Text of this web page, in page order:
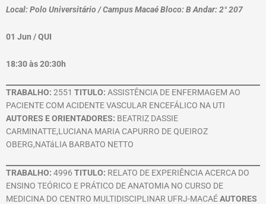
Local: Polo Universitário / Campus Macaé Bloco: B Andar: 2° 207
01 Jun / QUI
18:30 às 20:30h
TRABALHO: 2551 TITULO: ASSISTÊNCIA DE ENFERMAGEM AO
PACIENTE COM ACIDENTE VASCULAR ENCEFÁLICO NA UTI
AUTORES E ORIENTADORES: BEATRIZ DASSIE
CARMINATTE,LUCIANA MARIA CAPURRO DE QUEIROZ
OBERG,NATáLIA BARBATO NETTO
TRABALHO: 4996 TITULO: RELATO DE EXPERIÊNCIA ACERCA DO
ENSINO TEÓRICO E PRÁTICO DE ANATOMIA NO CURSO DE
MEDICINA DO CENTRO MULTIDISCIPLINAR UFRJ-MACAÉAUTORES